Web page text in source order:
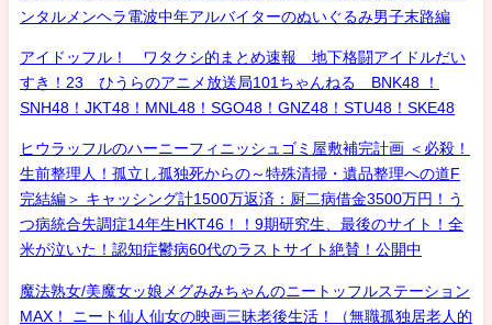
ンタルメンヘラ電波中年アルバイターのぬいぐるみ男子末路編
アイドッフル！ ワタクシ的まとめ速報 地下格闘アイドルだい
すき！23 ひうらのアニメ放送局101ちゃんねる BNK48 ！
SNH48！JKT48！MNL48！SGO48！GNZ48！STU48！SKE48
ヒウラッフルのハーニーフィニッシュゴミ屋敷補完計画 ＜必殺！
生前整理人！孤立し孤独死からの～特殊清掃・遺品整理への道F
完結編＞ キャッシング計1500万返済：厨二病借金3500万円！う
つ病統合失調症14年生HKT46！！9期研究生、最後のサイト！全
米が泣いた！認知症鬱病60代のラストサイト絶賛！公開中
魔法熟女/美魔女ッ娘メグみみちゃんのニートッフルステーション
MAX！ ニート仙人仙女の映画三昧老後生活！（無職孤独居老人的